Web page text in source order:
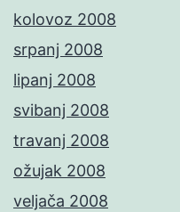
kolovoz 2008
srpanj 2008
lipanj 2008
svibanj 2008
travanj 2008
ožujak 2008
veljača 2008